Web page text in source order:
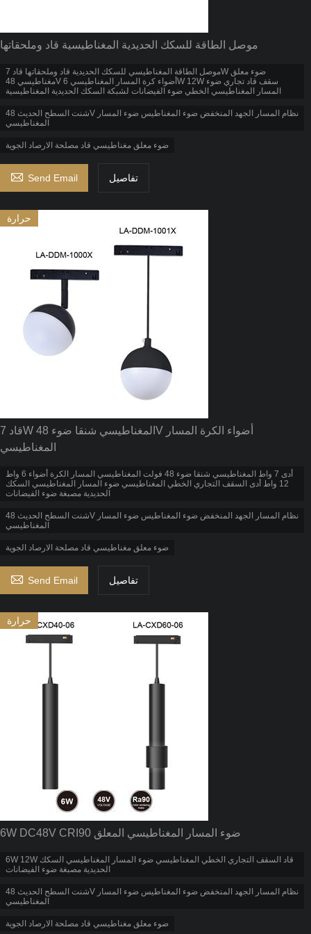
موصل الطاقة للسكك الحديدية المغناطيسية قاد وملحقاتها
موصل الطاقة المغناطيسي للسكك الحديدية قاد وملحقاتها قاد 7W ضوء معلق
مغناطيسي 48V أضواء كرة المسار المغناطيسي 6W 12W سقف قاد تجاري ضوء
المسار المغناطيسي الخطي ضوء الفيضانات لشبكة السكك الحديدية المغناطيسية
شنت السطح الحديث 48V نظام المسار الجهد المنخفض ضوء المغناطيس ضوء المسار
المغناطيسي
ضوء معلق مغناطيسي قاد مصلحة الارصاد الجوية
 Send Email تفاصيل
حرارة
قاد 7W المغناطيسي شنقا ضوء 48V أضواء الكرة المسار
المغناطيسي
أدى 7 واط المغناطيسي شنقا ضوء 48 فولت المغناطيسي المسار الكرة أضواء 6 واط
12 واط أدى السقف التجاري الخطي المغناطيسي ضوء المسار المغناطيسي السكك
الحديدية مصبغة ضوء الفيضانات
شنت السطح الحديث 48V نظام المسار الجهد المنخفض ضوء المغناطيس ضوء المسار
المغناطيسي
ضوء معلق مغناطيسي قاد مصلحة الارصاد الجوية
 Send Email تفاصيل
حرارة
6W DC48V CRI90 ضوء المسار المغناطيسي المعلق
6W 12W قاد السقف التجاري الخطي المغناطيسي ضوء المسار المغناطيسي السكك
الحديدية مصبغة ضوء الفيضانات
شنت السطح الحديث 48V نظام المسار الجهد المنخفض ضوء المغناطيس ضوء المسار
المغناطيسي
ضوء معلق مغناطيسي قاد مصلحة الارصاد الجوية